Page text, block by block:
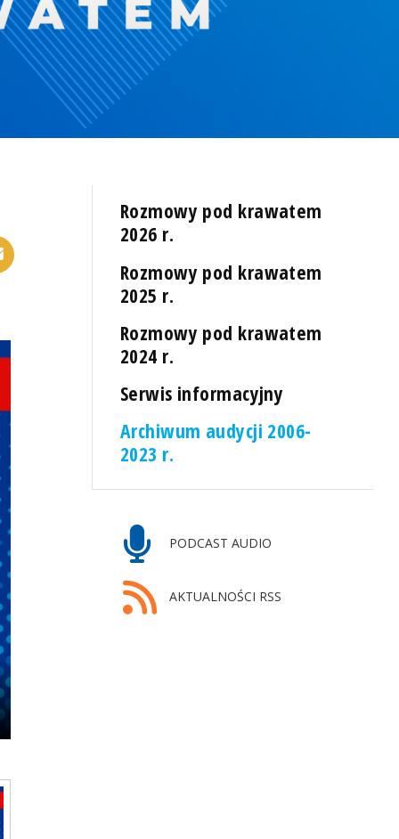
Rozmowy pod krawatem
2026 r.
Rozmowy pod krawatem
2025 r.
Rozmowy pod krawatem
2024 r.
Serwis informacyjny
Archiwum audycji 2006-
2023 r.
PODCAST AUDIO
AKTUALNOŚCI RSS